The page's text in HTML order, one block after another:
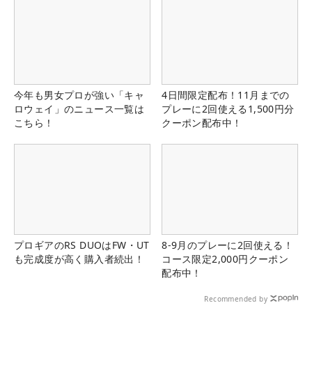
今年も男女プロが強い「キャ
ロウェイ」のニュース一覧は
こちら！
4日間限定配布！11月までの
プレーに2回使える1,500円分
クーポン配布中！
プロギアのRS DUOはFW・UT
も完成度が高く購入者続出！
8-9月のプレーに2回使える！
コース限定2,000円クーポン
配布中！
Recommended by